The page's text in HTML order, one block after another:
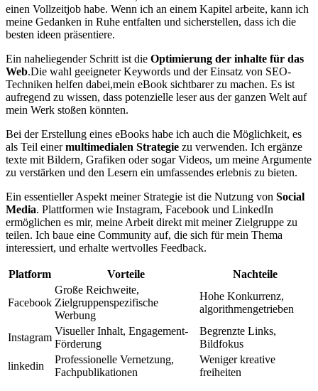
einen Vollzeitjob habe. Wenn ich an einem⁢ Kapitel arbeite, kann ich
meine Gedanken in Ruhe entfalten und ⁤sicherstellen, dass ich die
besten ⁤ideen präsentiere.
Ein naheliegender Schritt ist die Optimierung⁤ der inhalte für das
Web.Die wahl geeigneter Keywords und der Einsatz von SEO-
Techniken helfen dabei,mein eBook sichtbarer zu machen. Es ist
aufregend zu wissen, dass potenzielle leser aus der ganzen Welt auf
mein Werk stoßen könnten.
Bei der Erstellung eines eBooks habe ich auch die⁢ Möglichkeit, es
als Teil einermultimedialen Strategie zu verwenden. Ich ergänze
texte mit Bildern, Grafiken oder sogar Videos, um meine Argumente
zu verstärken und den Lesern ein umfassendes erlebnis zu bieten.
Ein essentieller Aspekt meiner ​Strategie ist die Nutzung von‌ Social
Media. Plattformen wie Instagram, Facebook und LinkedIn
ermöglichen es mir,​ meine Arbeit ‌direkt mit meiner Zielgruppe zu
teilen.⁢ Ich baue eine⁣ Community auf, die sich für mein Thema
interessiert,⁣ und erhalte wertvolles Feedback.
Platform Vorteile Nachteile
Facebook
Große Reichweite,
Zielgruppenspezifische
Werbung
Hohe Konkurrenz,
algorithmengetrieben
Instagram
Visueller Inhalt, Engagement-
Förderung
Begrenzte Links,
Bildfokus
linkedin
Professionelle ‍Vernetzung,
Fachpublikationen
Weniger kreative
⁢freiheiten